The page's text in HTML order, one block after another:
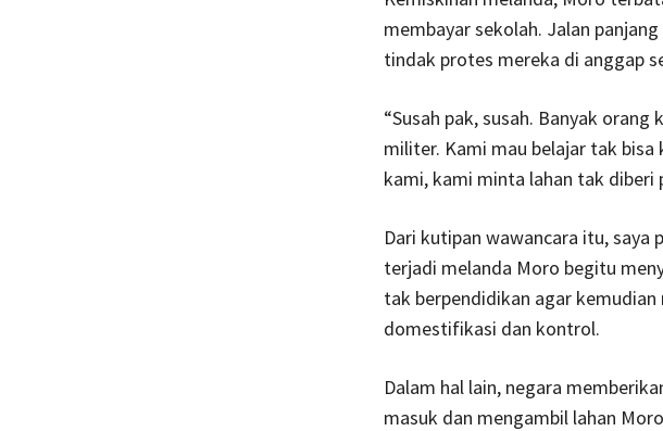
membayar sekolah. Jalan
tindak protes mereka di anggap
“Susah pak, susah. Banyak
militer. Kami mau belajar tak
kami, kami minta lahan tak diberi
Dari kutipan wawancara itu,
terjadi melanda Moro begitu
tak berpendidikan agar
domestifikasi dan kontrol.
Dalam hal lain, negara
masuk dan mengambil lahan